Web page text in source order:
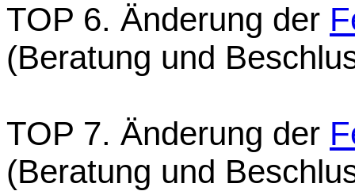
TOP 6. Änderung der
(Beratung und
TOP 7. Änderung der
(Beratung und